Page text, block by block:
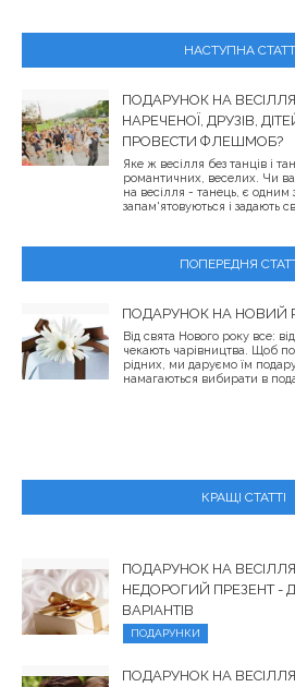
НАСТУПНА
ПОДАРУНОК НА
НАРЕЧЕНОЇ, ДРУЗІВ,
ПРОВЕСТИ ФЛЕШМОБ?
Яке ж весілля без танців і
романтичних, веселих. Чи
на весілля - танець, є
запам'ятовуються і задають
ПОПЕРЕДНЯ
ПОДАРУНОК НА НОВИЙ
Від свята Нового року все:
чекають чарівництва. Щоб
рідних, ми даруємо їм
намагаються вибирати в
КРАЩІ СТАТТІ
ПОДАРУНОК НА
НЕДОРОГИЙ ПРЕЗЕНТ -
ВАРІАНТІВ
ПОДАРУНКИ
ПОДАРУНОК НА ВЕСІЛЛЯ